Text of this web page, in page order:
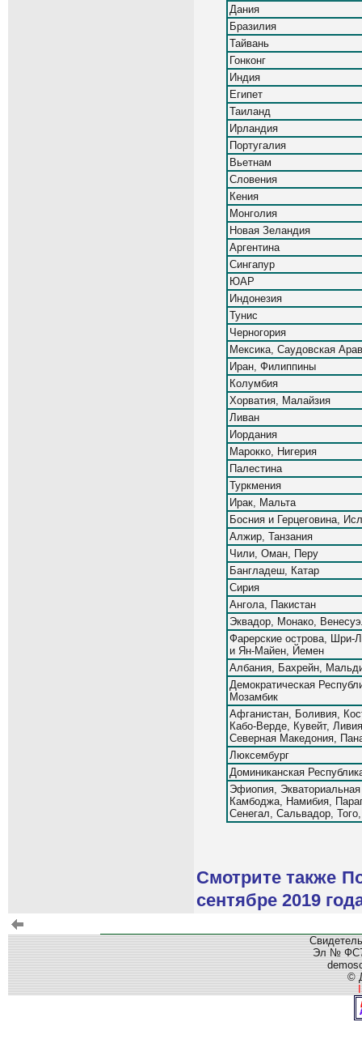
Дания
Бразилия
Тайвань
Гонконг
Индия
Египет
Таиланд
Ирландия
Португалия
Вьетнам
Словения
Кения
Монголия
Новая Зеландия
Аргентина
Сингапур
ЮАР
Индонезия
Тунис
Черногория
Мексика, Саудовская
Иран, Филиппины
Колумбия
Хорватия, Малайзия
Ливан
Иордания
Марокко, Нигерия
Палестина
Туркмения
Ирак, Мальта
Босния и Герцеговина,
Алжир, Танзания
Чили, Оман, Перу
Бангладеш, Катар
Сирия
Ангола, Пакистан
Эквадор, Монако,
Фарерские острова, Шри-
и Ян-Майен, Йемен
Албания, Бахрейн,
Демократическая
Мозамбик
Афганистан, Боливия,
Кабо-Верде, Кувейт,
Северная Македония,
Люксембург
Доминиканская
Эфиопия, Экваториальная
Камбоджа, Намибия,
Сенегал, Сальвадор,
Смотрите также
сентябре 2019
Эл №
©